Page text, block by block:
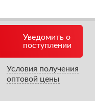
Уведомить о
поступлении
Условия получения
оптовой цены